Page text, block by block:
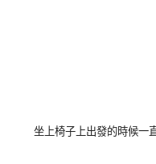
坐上椅子上出發的時候一